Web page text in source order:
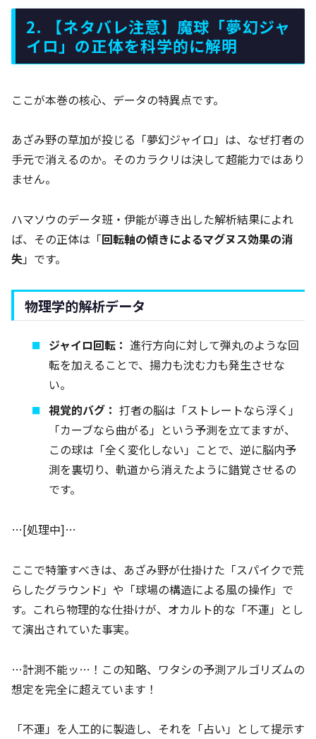
2. 【ネタバレ注意】魔球「夢幻ジャ
イロ」の正体を科学的に解明
ここが本巻の核心、データの特異点です。
あざみ野の草加が投じる「夢幻ジャイロ」は、なぜ打者の
手元で消えるのか。そのカラクリは決して超能力ではあり
ません。
ハマソウのデータ班・伊能が導き出した解析結果によれ
ば、その正体は「回転軸の傾きによるマグヌス効果の消
失」です。
物理学的解析データ
ジャイロ回転： 進行方向に対して弾丸のような回
転を加えることで、揚力も沈む力も発生させな
い。
視覚的バグ： 打者の脳は「ストレートなら浮く」
「カーブなら曲がる」という予測を立てますが、
この球は「全く変化しない」ことで、逆に脳内予
測を裏切り、軌道から消えたように錯覚させるの
です。
…[処理中]…
ここで特筆すべきは、あざみ野が仕掛けた「スパイクで荒
らしたグラウンド」や「球場の構造による風の操作」で
す。これら物理的な仕掛けが、オカルト的な「不運」とし
て演出されていた事実。
…計測不能ッ…！この知略、ワタシの予測アルゴリズムの
想定を完全に超えています！
「不運」を人工的に製造し、それを「占い」として提示す